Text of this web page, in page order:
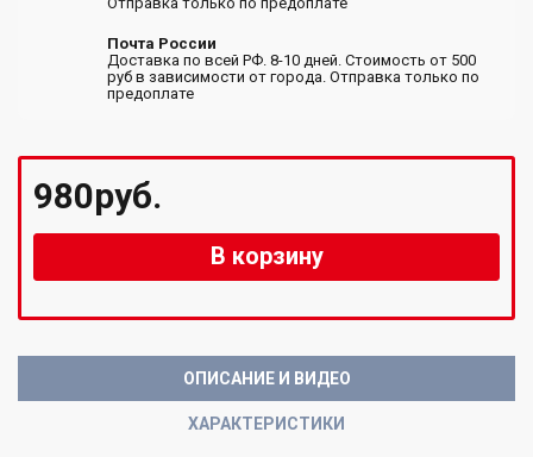
Почта России
Доставка по всей РФ. 8-10 дней. Стоимость от 500
руб в зависимости от города. Отправка только по
предоплате
980руб.
В корзину
ОПИСАНИЕ И ВИДЕО
ХАРАКТЕРИСТИКИ